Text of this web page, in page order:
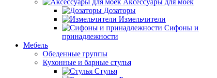
Аксессуары для моек
Дозаторы
Измельчители
Сифоны и
принадлежности
Мебель
Обеденные группы
Кухонные и барные стулья
Стулья